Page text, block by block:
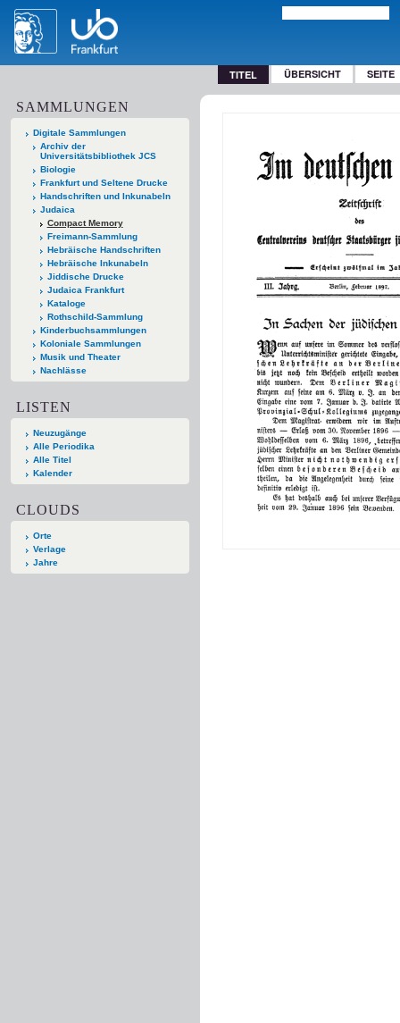
TITEL ÜBERSICHT SEITE
SAMMLUNGEN
Digitale Sammlungen
Archiv der
Universitätsbibliothek JCS
Biologie
Frankfurt und Seltene Drucke
Handschriften und Inkunabeln
Judaica
Compact Memory
Freimann-Sammlung
Hebräische Handschriften
Hebräische Inkunabeln
Jiddische Drucke
Judaica Frankfurt
Kataloge
Rothschild-Sammlung
Kinderbuchsammlungen
Koloniale Sammlungen
Musik und Theater
Nachlässe
LISTEN
Neuzugänge
Alle Periodika
Alle Titel
Kalender
CLOUDS
Orte
Verlage
Jahre